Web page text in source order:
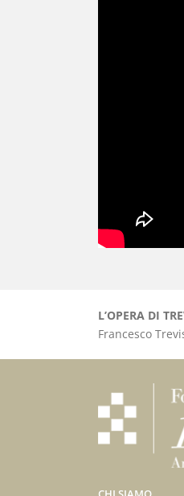
L’OPERA DI
Francesco